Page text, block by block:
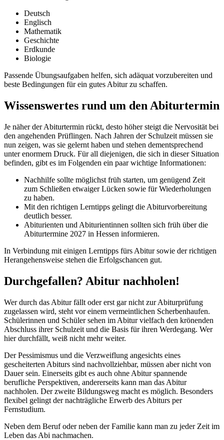
Deutsch
Englisch
Mathematik
Geschichte
Erdkunde
Biologie
Passende Übungsaufgaben helfen, sich adäquat vorzubereiten und
beste Bedingungen für ein gutes Abitur zu schaffen.
Wissenswertes rund um den Abiturtermin
Je näher der Abiturtermin rückt, desto höher steigt die Nervosität bei
den angehenden Prüflingen. Nach Jahren der Schulzeit müssen sie
nun zeigen, was sie gelernt haben und stehen dementsprechend
unter enormem Druck. Für all diejenigen, die sich in dieser Situation
befinden, gibt es im Folgenden ein paar wichtige Informationen:
Nachhilfe sollte möglichst früh starten, um genügend Zeit
zum Schließen etwaiger Lücken sowie für Wiederholungen
zu haben.
Mit den richtigen Lerntipps gelingt die Abiturvorbereitung
deutlich besser.
Abiturienten und Abiturientinnen sollten sich früh über die
Abiturtermine 2027 in Hessen informieren.
In Verbindung mit einigen Lerntipps fürs Abitur sowie der richtigen
Herangehensweise stehen die Erfolgschancen gut.
Durchgefallen? Abitur nachholen!
Wer durch das Abitur fällt oder erst gar nicht zur Abiturprüfung
zugelassen wird, steht vor einem vermeintlichen Scherbenhaufen.
Schülerinnen und Schüler sehen im Abitur vielfach den krönenden
Abschluss ihrer Schulzeit und die Basis für ihren Werdegang. Wer
hier durchfällt, weiß nicht mehr weiter.
Der Pessimismus und die Verzweiflung angesichts eines
gescheiterten Abiturs sind nachvollziehbar, müssen aber nicht von
Dauer sein. Einerseits gibt es auch ohne Abitur spannende
berufliche Perspektiven, andererseits kann man das Abitur
nachholen. Der zweite Bildungsweg macht es möglich. Besonders
flexibel gelingt der nachträgliche Erwerb des Abiturs per
Fernstudium.
Neben dem Beruf oder neben der Familie kann man zu jeder Zeit im
Leben das Abi nachmachen.